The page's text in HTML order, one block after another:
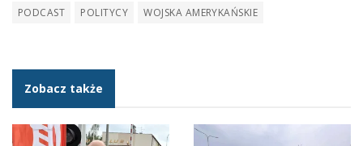
PODCAST
POLITYCY WOJSKA AMERYKAŃSKIE
Zobacz także